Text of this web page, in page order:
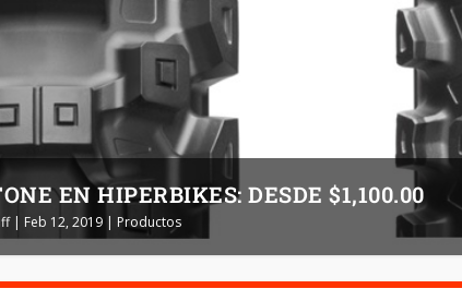
EN HIPERBIKES: DESDE $1,100.00
| Feb 12, 2019| Productos